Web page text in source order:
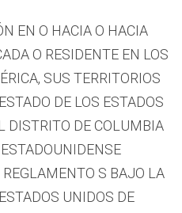
EN O HACIA O HACIA
O RESIDENTE EN LOS
SUS TERRITORIOS
DE LOS ESTADOS
DISTRITO DE COLUMBIA
S BAJO LA
UNIDOS DE